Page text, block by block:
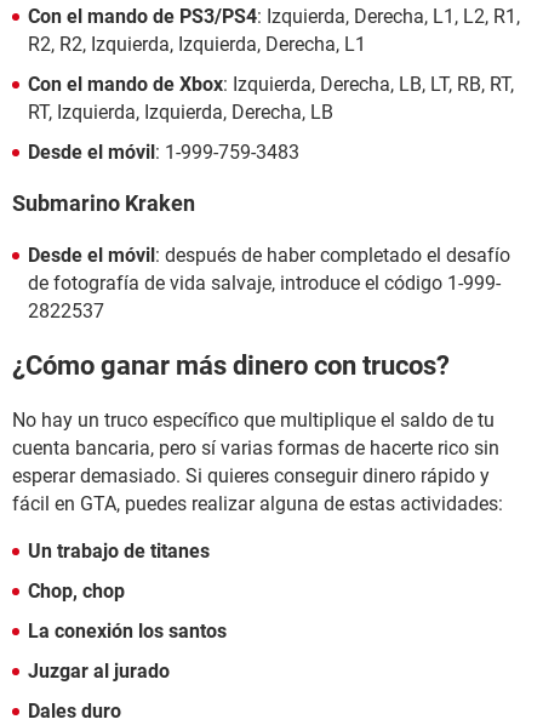
Con el mando de PS3/PS4: Izquierda, Derecha, L1, L2, R1,
R2, R2, Izquierda, Izquierda, Derecha, L1
Con el mando de Xbox: Izquierda, Derecha, LB, LT, RB, RT,
RT, Izquierda, Izquierda, Derecha, LB
Desde el móvil: 1-999-759-3483
Submarino Kraken
Desde el móvil: después de haber completado el desafío
de fotografía de vida salvaje, introduce el código 1-999-
2822537
¿Cómo ganar más dinero con trucos?
No hay un truco específico que multiplique el saldo de tu
cuenta bancaria, pero sí varias formas de hacerte rico sin
esperar demasiado. Si quieres conseguir dinero rápido y
fácil en GTA, puedes realizar alguna de estas actividades:
Un trabajo de titanes
Chop, chop
La conexión los santos
Juzgar al jurado
Dales duro